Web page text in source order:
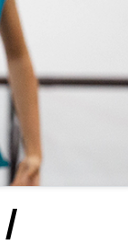
/